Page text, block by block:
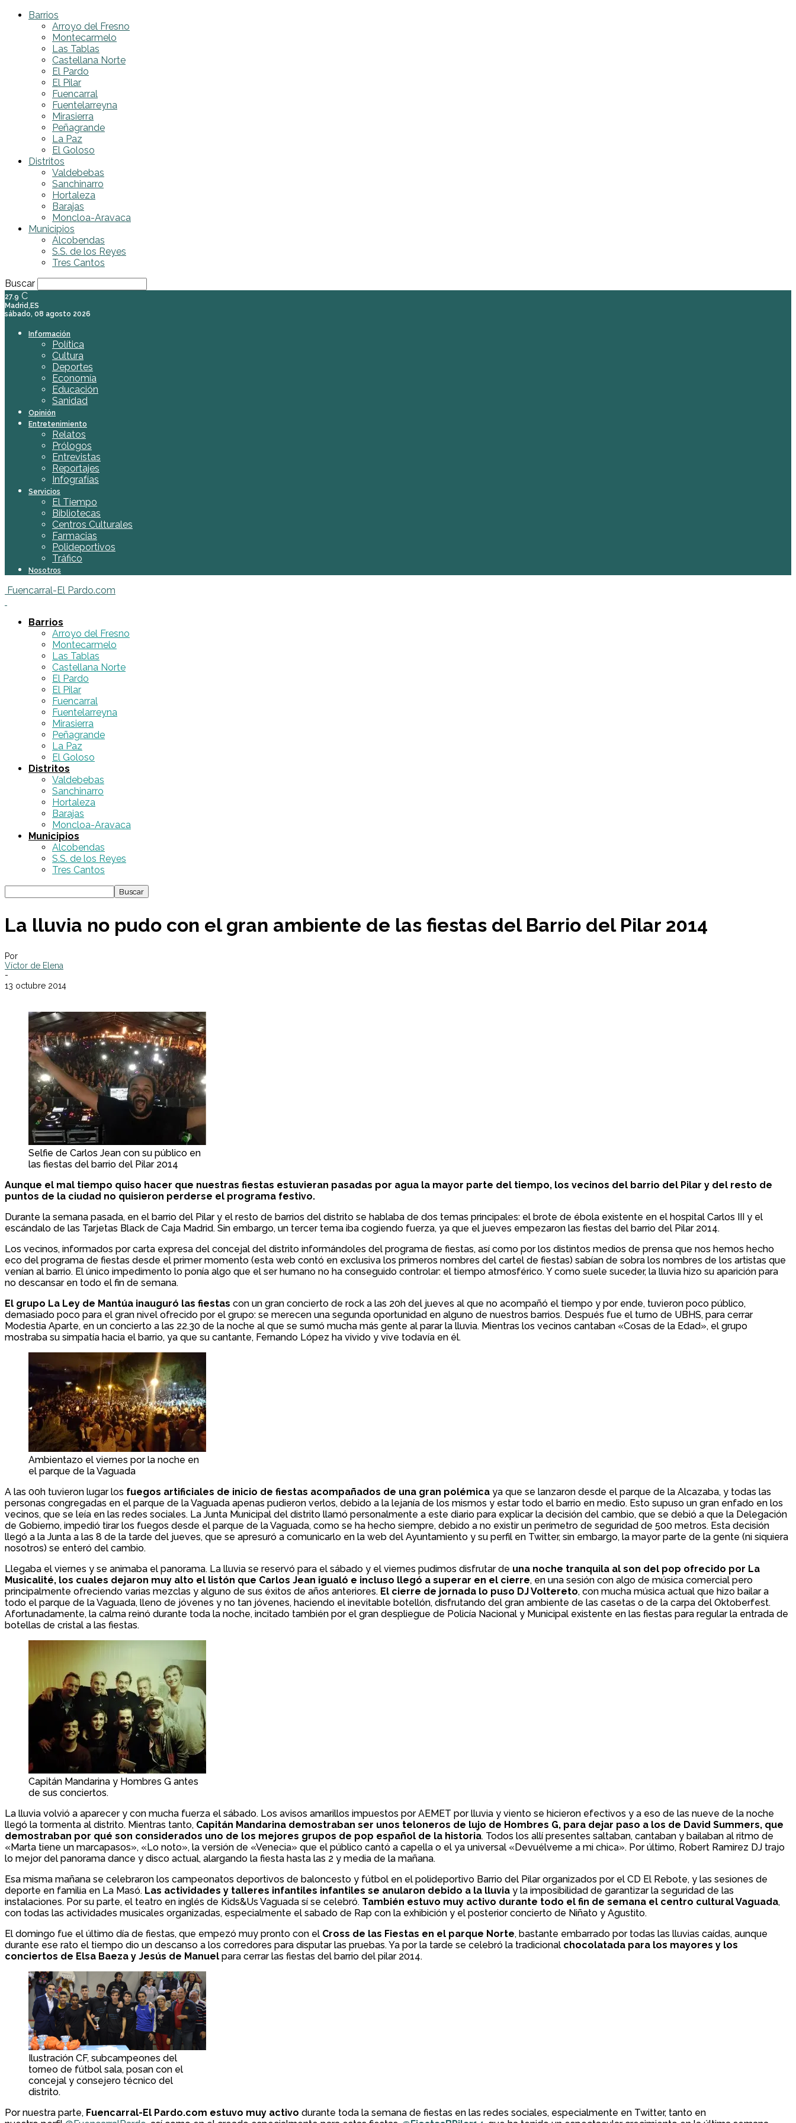
Barrios
Arroyo del Fresno
Montecarmelo
Las Tablas
Castellana Norte
El Pardo
El Pilar
Fuencarral
Fuentelarreyna
Mirasierra
Peñagrande
La Paz
El Goloso
Distritos
Valdebebas
Sanchinarro
Hortaleza
Barajas
Moncloa-Aravaca
Municipios
Alcobendas
S.S. de los Reyes
Tres Cantos
Buscar
27.9 C
Madrid,ES
sábado, 08 agosto 2026
Información
Política
Cultura
Deportes
Economía
Educación
Sanidad
Opinión
Entretenimiento
Relatos
Prólogos
Entrevistas
Reportajes
Infografías
Servicios
El Tiempo
Bibliotecas
Centros Culturales
Farmacias
Polideportivos
Tráfico
Nosotros
Fuencarral-El Pardo.com
Barrios
Arroyo del Fresno
Montecarmelo
Las Tablas
Castellana Norte
El Pardo
El Pilar
Fuencarral
Fuentelarreyna
Mirasierra
Peñagrande
La Paz
El Goloso
Distritos
Valdebebas
Sanchinarro
Hortaleza
Barajas
Moncloa-Aravaca
Municipios
Alcobendas
S.S. de los Reyes
Tres Cantos
La lluvia no pudo con el gran ambiente de las fiestas del Barrio del Pilar 2014
Por
Víctor de Elena
-
13 octubre 2014
Selfie de Carlos Jean con su público en
las fiestas del barrio del Pilar 2014
Aunque el mal tiempo quiso hacer que nuestras fiestas estuvieran pasadas por agua la mayor parte del tiempo, los vecinos del barrio del Pilar y del resto de
puntos de la ciudad no quisieron perderse el programa festivo.
Durante la semana pasada, en el barrio del Pilar y el resto de barrios del distrito se hablaba de dos temas principales: el brote de ébola existente en el hospital Carlos III y el
escándalo de las Tarjetas Black de Caja Madrid. Sin embargo, un tercer tema iba cogiendo fuerza, ya que el jueves empezaron las fiestas del barrio del Pilar 2014.
Los vecinos, informados por carta expresa del concejal del distrito informándoles del programa de fiestas, así como por los distintos medios de prensa que nos hemos hecho
eco del programa de fiestas desde el primer momento (esta web contó en exclusiva los primeros nombres del cartel de fiestas) sabían de sobra los nombres de los artistas que
venían al barrio. El único impedimento lo ponía algo que el ser humano no ha conseguido controlar: el tiempo atmosférico. Y como suele suceder, la lluvia hizo su aparición para
no descansar en todo el fin de semana.
El grupo La Ley de Mantúa inauguró las fiestas con un gran concierto de rock a las 20h del jueves al que no acompañó el tiempo y por ende, tuvieron poco público,
demasiado poco para el gran nivel ofrecido por el grupo: se merecen una segunda oportunidad en alguno de nuestros barrios. Después fue el turno de UBHS, para cerrar
Modestia Aparte, en un concierto a las 22.30 de la noche al que se sumó mucha más gente al parar la lluvia. Mientras los vecinos cantaban «Cosas de la Edad», el grupo
mostraba su simpatía hacia el barrio, ya que su cantante, Fernando López ha vivido y vive todavía en él.
Ambientazo el viernes por la noche en
el parque de la Vaguada
A las 00h tuvieron lugar los fuegos artificiales de inicio de fiestas acompañados de una gran polémica ya que se lanzaron desde el parque de la Alcazaba, y todas las
personas congregadas en el parque de la Vaguada apenas pudieron verlos, debido a la lejanía de los mismos y estar todo el barrio en medio. Esto supuso un gran enfado en los
vecinos, que se leía en las redes sociales. La Junta Municipal del distrito llamó personalmente a este diario para explicar la decisión del cambio, que se debió a que la Delegación
de Gobierno, impedió tirar los fuegos desde el parque de la Vaguada, como se ha hecho siempre, debido a no existir un perímetro de seguridad de 500 metros. Esta decisión
llegó a la Junta a las 8 de la tarde del jueves, que se apresuró a comunicarlo en la web del Ayuntamiento y su perfil en Twitter, sin embargo, la mayor parte de la gente (ni siquiera
nosotros) se enteró del cambio.
Llegaba el viernes y se animaba el panorama. La lluvia se reservó para el sábado y el viernes pudimos disfrutar de una noche tranquila al son del pop ofrecido por La
Musicalité, los cuales dejaron muy alto el listón que Carlos Jean igualó e incluso llegó a superar en el cierre, en una sesión con algo de música comercial pero
principalmente ofreciendo varias mezclas y alguno de sus éxitos de años anteriores. El cierre de jornada lo puso DJ Voltereto, con mucha música actual que hizo bailar a
todo el parque de la Vaguada, lleno de jóvenes y no tan jóvenes, haciendo el inevitable botellón, disfrutando del gran ambiente de las casetas o de la carpa del Oktoberfest.
Afortunadamente, la calma reinó durante toda la noche, incitado también por el gran despliegue de Policía Nacional y Municipal existente en las fiestas para regular la entrada de
botellas de cristal a las fiestas.
Capitán Mandarina y Hombres G antes
de sus conciertos.
La lluvia volvió a aparecer y con mucha fuerza el sábado. Los avisos amarillos impuestos por AEMET por lluvia y viento se hicieron efectivos y a eso de las nueve de la noche
llegó la tormenta al distrito. Mientras tanto, Capitán Mandarina demostraban ser unos teloneros de lujo de Hombres G, para dejar paso a los de David Summers, que
demostraban por qué son considerados uno de los mejores grupos de pop español de la historia. Todos los allí presentes saltaban, cantaban y bailaban al ritmo de
«Marta tiene un marcapasos», «Lo noto», la versión de «Venecia» que el público cantó a capella o el ya universal «Devuélveme a mi chica». Por último, Robert Ramirez DJ trajo
lo mejor del panorama dance y disco actual, alargando la fiesta hasta las 2 y media de la mañana.
Esa misma mañana se celebraron los campeonatos deportivos de baloncesto y fútbol en el polideportivo Barrio del Pilar organizados por el CD El Rebote, y las sesiones de
deporte en familia en La Masó. Las actividades y talleres infantiles infantiles se anularon debido a la lluvia y la imposibilidad de garantizar la seguridad de las
instalaciones. Por su parte, el teatro en inglés de Kids&Us Vaguada sí se celebró. También estuvo muy activo durante todo el fin de semana el centro cultural Vaguada,
con todas las actividades musicales organizadas, especialmente el sabado de Rap con la exhibición y el posterior concierto de Niñato y Agustito.
El domingo fue el último día de fiestas, que empezó muy pronto con el Cross de las Fiestas en el parque Norte, bastante embarrado por todas las lluvias caídas, aunque
durante ese rato el tiempo dio un descanso a los corredores para disputar las pruebas. Ya por la tarde se celebró la tradicional chocolatada para los mayores y los
conciertos de Elsa Baeza y Jesús de Manuel para cerrar las fiestas del barrio del pilar 2014.
Ilustración CF, subcampeones del
torneo de fútbol sala, posan con el
concejal y consejero técnico del
distrito.
Por nuestra parte, Fuencarral-El Pardo.com estuvo muy activo durante toda la semana de fiestas en las redes sociales, especialmente en Twitter, tanto en